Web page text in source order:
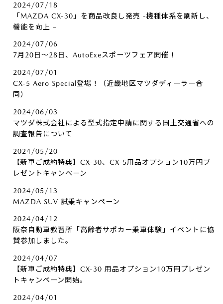
2024/07/18
「MAZDA CX-30」を商品改良し発売 -機種体系を刷新し、
機能を向上 –
2024/07/06
7月20日～28日、AutoExeスポーツフェア開催！
2024/07/01
CX-5 Aero Special登場！（近畿地区マツダディーラー合
同）
2024/06/03
マツダ株式会社による型式指定申請に関する国土交通省への
調査報告について
2024/05/20
【新車ご成約特典】CX-30、CX-5用品オプション10万円プ
レゼントキャンペーン
2024/05/13
MAZDA SUV 試乗キャンペーン
2024/04/12
阪奈自動車教習所「高齢者サポカー乗車体験」イベントに協
賛参加しました。
2024/04/07
【新車ご成約特典】CX-30 用品オプション10万円プレゼン
トキャンペーン開始。
2024/04/01